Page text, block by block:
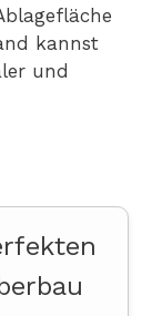
kannst
und